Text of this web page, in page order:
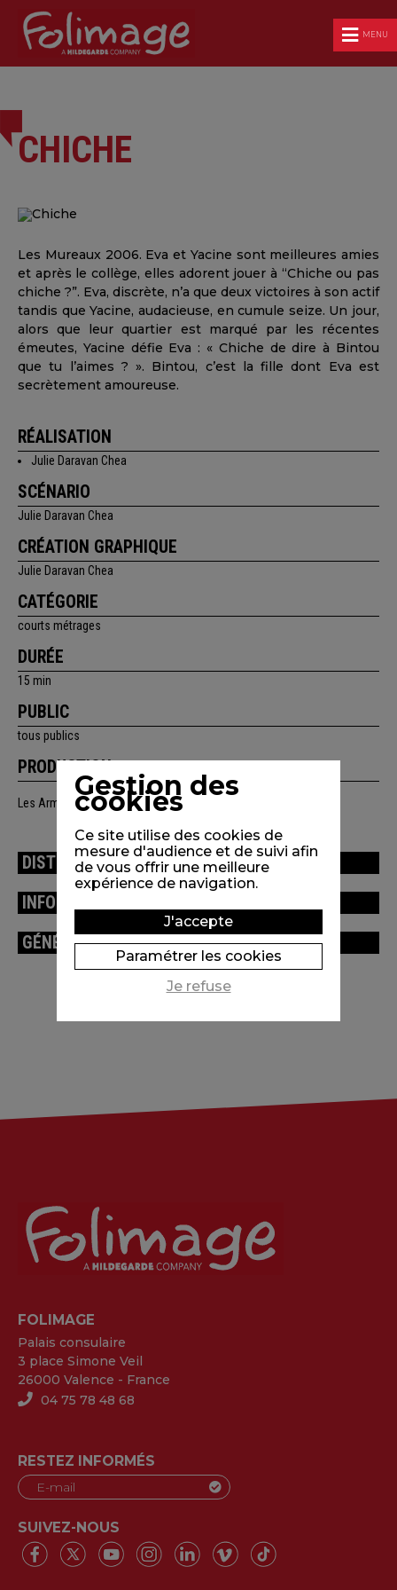
MENU
CHICHE
Les Mureaux 2006. Eva et Yacine sont meilleures amies
et après le collège, elles adorent jouer à “Chiche ou pas
chiche ?”. Eva, discrète, n’a que deux victoires à son actif
tandis que Yacine, audacieuse, en cumule seize. Un jour,
alors que leur quartier est marqué par les récentes
émeutes, Yacine défie Eva : « Chiche de dire à Bintou
que tu l’aimes ? ». Bintou, c’est la fille dont Eva est
secrètement amoureuse.
RÉALISATION
Julie Daravan Chea
SCÉNARIO
Julie Daravan Chea
CRÉATION GRAPHIQUE
Julie Daravan Chea
CATÉGORIE
courts métrages
DURÉE
15 min
PUBLIC
tous publics
PRODUCTION
Les Armateurs, Folimage.
DISTRIBUTION
INFORMATIONS TECHNIQUES
GÉNÉRIQUE
FOLIMAGE
Palais consulaire
3 place Simone Veil
26000 Valence - France
04 75 78 48 68
RESTEZ INFORMÉS
SUIVEZ-NOUS
Gestion des
cookies
Ce site utilise des cookies de
mesure d'audience et de suivi afin
de vous offrir une meilleure
expérience de navigation.
J'accepte
Paramétrer les cookies
Je refuse